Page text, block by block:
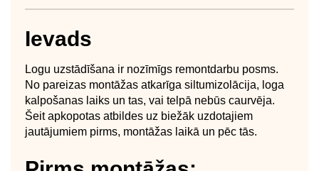
Ievads
Logu uzstādīšana ir nozīmīgs remontdarbu posms.
No pareizas montāžas atkarīga siltumizolācija, loga
kalpošanas laiks un tas, vai telpā nebūs caurvēja.
Šeit apkopotas atbildes uz biežāk uzdotajiem
jautājumiem pirms, montāžas laikā un pēc tās.